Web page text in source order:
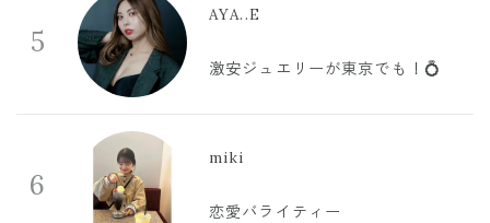
5
AYA..E
激安ジュエリーが東京でも！💍
6
miki
恋愛バライティー